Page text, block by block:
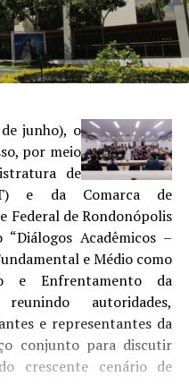
junho), o
por meio
de
e da Comarca de
Federal de Rondonópolis
Acadêmicos –
e Médio como
e Enfrentamento da
autoridades,
e representantes da
conjunto para discutir
crescente cenário de